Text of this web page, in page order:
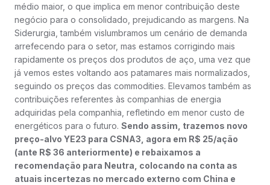
médio maior, o que implica em menor contribuição deste
negócio para o consolidado, prejudicando as margens. Na
Siderurgia, também vislumbramos um cenário de demanda
arrefecendo para o setor, mas estamos corrigindo mais
rapidamente os preços dos produtos de aço, uma vez que
já vemos estes voltando aos patamares mais normalizados,
seguindo os preços das commodities. Elevamos também as
contribuições referentes às companhias de energia
adquiridas pela companhia, refletindo em menor custo de
energéticos para o futuro. Sendo assim, trazemos novo
preço-alvo YE23 para CSNA3, agora em R$ 25/ação
(ante R$ 36 anteriormente) e rebaixamos a
recomendação para Neutra, colocando na conta as
atuais incertezas no mercado externo com China e